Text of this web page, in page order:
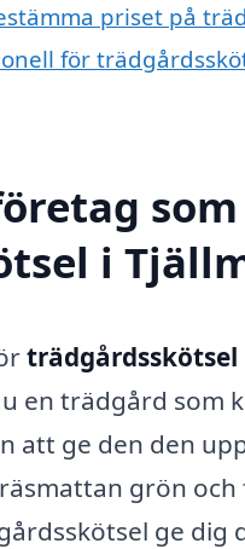
priset på
för
i
trädgårdsskötsel
en trädgård som
att ge den den
grön
ge dig